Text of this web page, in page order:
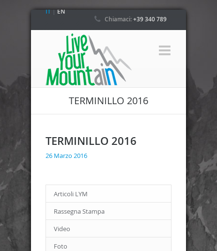
IT|EN
Chiamaci:+39 340 789
TERMINILLO 2016
TERMINILLO 2016
26 Marzo 2016
Articoli LYM
Rassegna Stampa
Video
Foto